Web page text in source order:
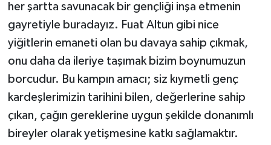
her şartta savunacak bir gençliği inşa etmenin
gayretiyle buradayız. Fuat Altun gibi nice
yiğitlerin emaneti olan bu davaya sahip çıkmak,
onu daha da ileriye taşımak bizim boynumuzun
borcudur. Bu kampın amacı; siz kıymetli genç
kardeşlerimizin tarihini bilen, değerlerine sahip
çıkan, çağın gereklerine uygun şekilde donanımlı
bireyler olarak yetişmesine katkı sağlamaktır.